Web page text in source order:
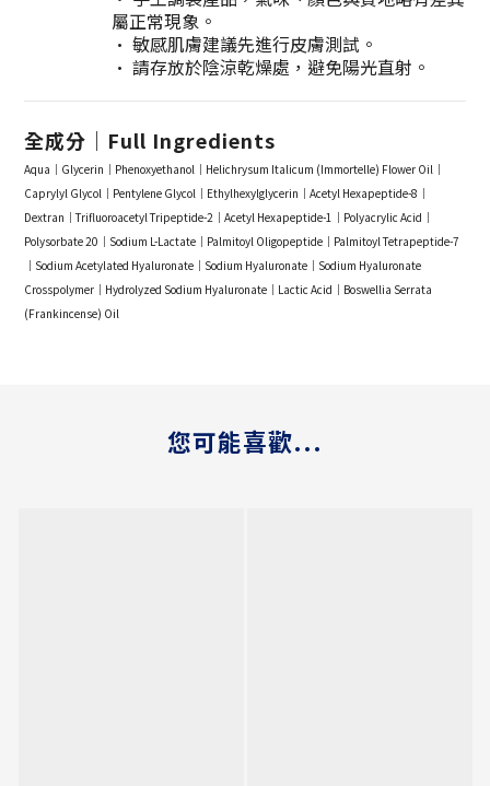
屬正常現象。
• 敏感肌膚建議先進行皮膚測試。
• 請存放於陰涼乾燥處，避免陽光直射。
全成分｜Full Ingredients
Aqua｜Glycerin｜Phenoxyethanol｜Helichrysum Italicum (Immortelle) Flower Oil｜
Caprylyl Glycol｜Pentylene Glycol｜Ethylhexylglycerin｜Acetyl Hexapeptide-8｜
Dextran｜Trifluoroacetyl Tripeptide-2｜Acetyl Hexapeptide-1｜Polyacrylic Acid｜
Polysorbate 20｜Sodium L-Lactate｜Palmitoyl Oligopeptide｜Palmitoyl Tetrapeptide-7
｜Sodium Acetylated Hyaluronate｜Sodium Hyaluronate｜Sodium Hyaluronate
Crosspolymer｜Hydrolyzed Sodium Hyaluronate｜Lactic Acid｜Boswellia Serrata
(Frankincense) Oil
您可能喜歡...